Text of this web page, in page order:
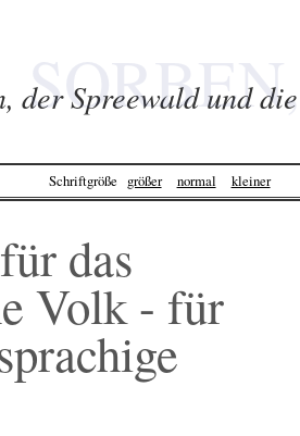
SORBEN,
&
LAUSITZ -
der Spreewald und die
Schriftgröße größer normal kleiner
das
Volk - für